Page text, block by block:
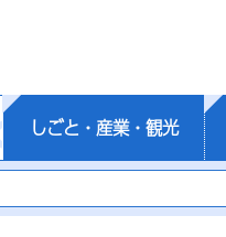
しごと・産業・観光